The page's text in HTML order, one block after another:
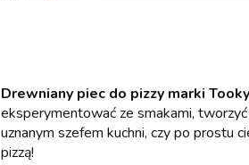
Drewniany piec do pizzy marki
eksperymentować ze smakami, tworzyć
uznanym szefem kuchni, czy po prostu
pizzą!